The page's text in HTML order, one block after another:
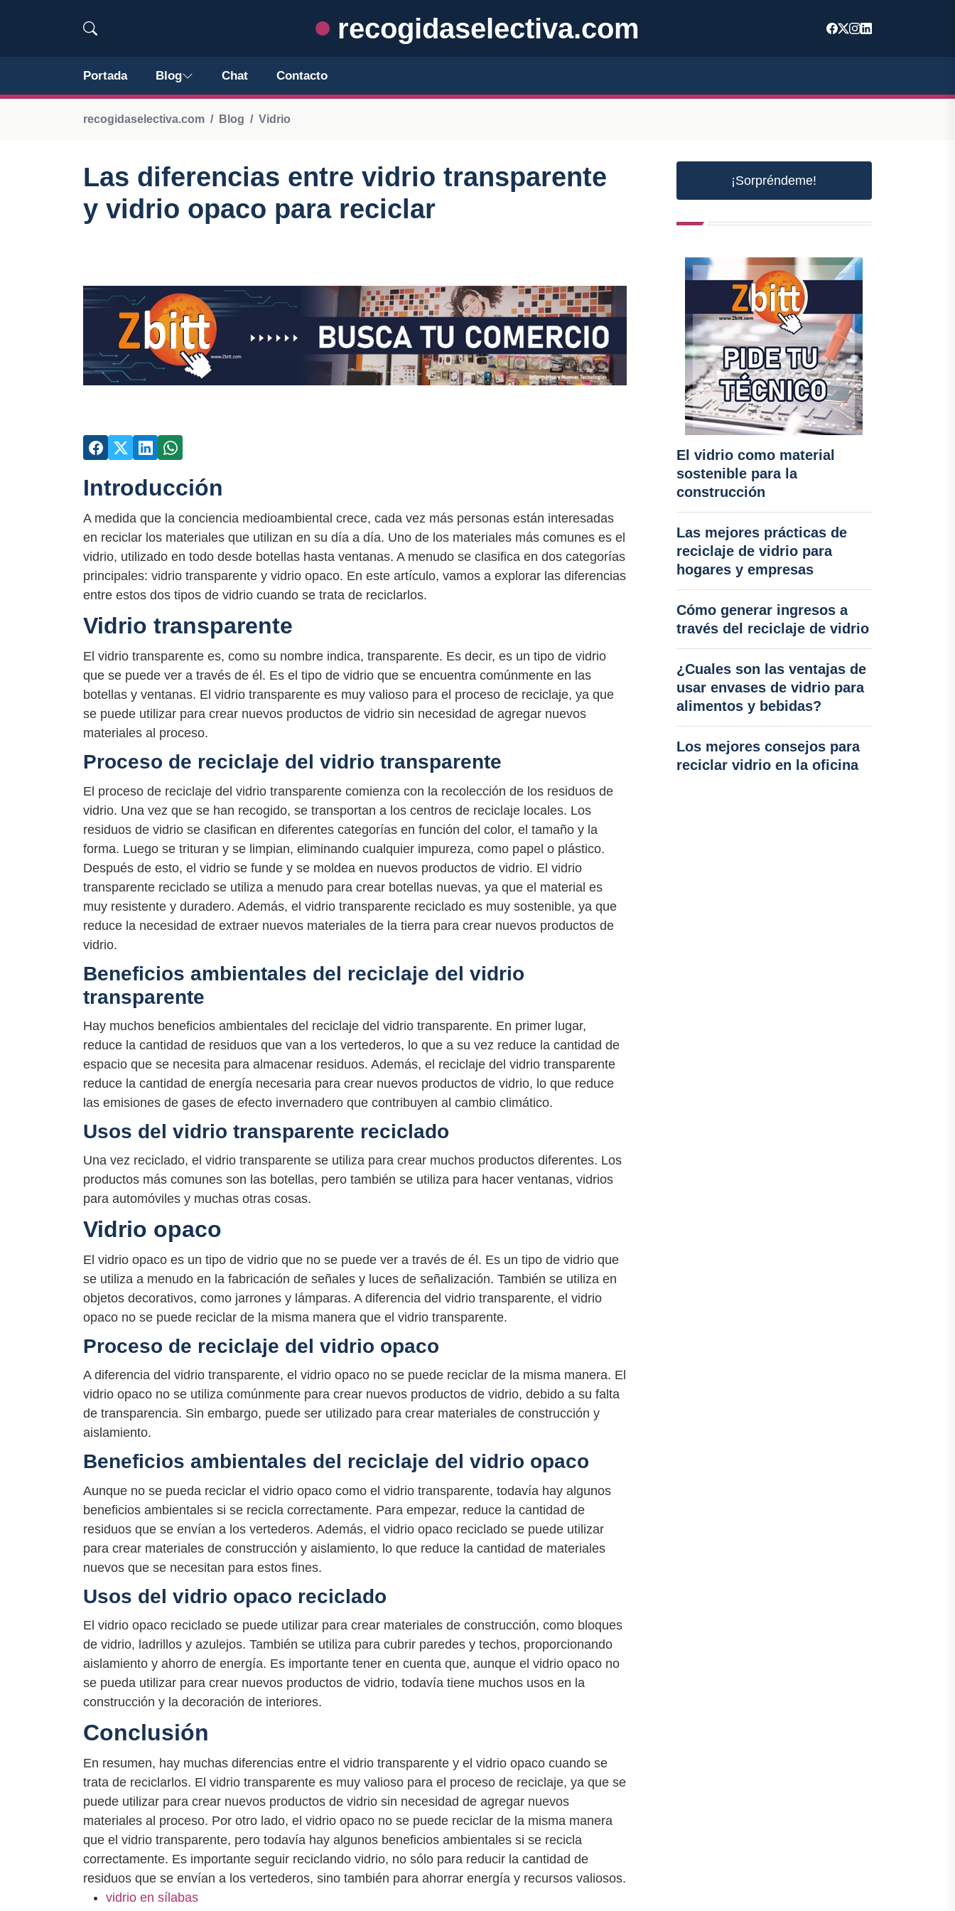
recogidaselectiva.com
Portada Blog Chat Contacto
recogidaselectiva.com Blog Vidrio
Las diferencias entre vidrio transparente
y vidrio opaco para reciclar
Introducción
A medida que la conciencia medioambiental crece, cada vez más personas están interesadas
en reciclar los materiales que utilizan en su día a día. Uno de los materiales más comunes es el
vidrio, utilizado en todo desde botellas hasta ventanas. A menudo se clasifica en dos categorías
principales: vidrio transparente y vidrio opaco. En este artículo, vamos a explorar las diferencias
entre estos dos tipos de vidrio cuando se trata de reciclarlos.
Vidrio transparente
El vidrio transparente es, como su nombre indica, transparente. Es decir, es un tipo de vidrio
que se puede ver a través de él. Es el tipo de vidrio que se encuentra comúnmente en las
botellas y ventanas. El vidrio transparente es muy valioso para el proceso de reciclaje, ya que
se puede utilizar para crear nuevos productos de vidrio sin necesidad de agregar nuevos
materiales al proceso.
Proceso de reciclaje del vidrio transparente
El proceso de reciclaje del vidrio transparente comienza con la recolección de los residuos de
vidrio. Una vez que se han recogido, se transportan a los centros de reciclaje locales. Los
residuos de vidrio se clasifican en diferentes categorías en función del color, el tamaño y la
forma. Luego se trituran y se limpian, eliminando cualquier impureza, como papel o plástico.
Después de esto, el vidrio se funde y se moldea en nuevos productos de vidrio. El vidrio
transparente reciclado se utiliza a menudo para crear botellas nuevas, ya que el material es
muy resistente y duradero. Además, el vidrio transparente reciclado es muy sostenible, ya que
reduce la necesidad de extraer nuevos materiales de la tierra para crear nuevos productos de
vidrio.
Beneficios ambientales del reciclaje del vidrio
transparente
Hay muchos beneficios ambientales del reciclaje del vidrio transparente. En primer lugar,
reduce la cantidad de residuos que van a los vertederos, lo que a su vez reduce la cantidad de
espacio que se necesita para almacenar residuos. Además, el reciclaje del vidrio transparente
reduce la cantidad de energía necesaria para crear nuevos productos de vidrio, lo que reduce
las emisiones de gases de efecto invernadero que contribuyen al cambio climático.
Usos del vidrio transparente reciclado
Una vez reciclado, el vidrio transparente se utiliza para crear muchos productos diferentes. Los
productos más comunes son las botellas, pero también se utiliza para hacer ventanas, vidrios
para automóviles y muchas otras cosas.
Vidrio opaco
El vidrio opaco es un tipo de vidrio que no se puede ver a través de él. Es un tipo de vidrio que
se utiliza a menudo en la fabricación de señales y luces de señalización. También se utiliza en
objetos decorativos, como jarrones y lámparas. A diferencia del vidrio transparente, el vidrio
opaco no se puede reciclar de la misma manera que el vidrio transparente.
Proceso de reciclaje del vidrio opaco
A diferencia del vidrio transparente, el vidrio opaco no se puede reciclar de la misma manera. El
vidrio opaco no se utiliza comúnmente para crear nuevos productos de vidrio, debido a su falta
de transparencia. Sin embargo, puede ser utilizado para crear materiales de construcción y
aislamiento.
Beneficios ambientales del reciclaje del vidrio opaco
Aunque no se pueda reciclar el vidrio opaco como el vidrio transparente, todavía hay algunos
beneficios ambientales si se recicla correctamente. Para empezar, reduce la cantidad de
residuos que se envían a los vertederos. Además, el vidrio opaco reciclado se puede utilizar
para crear materiales de construcción y aislamiento, lo que reduce la cantidad de materiales
nuevos que se necesitan para estos fines.
Usos del vidrio opaco reciclado
El vidrio opaco reciclado se puede utilizar para crear materiales de construcción, como bloques
de vidrio, ladrillos y azulejos. También se utiliza para cubrir paredes y techos, proporcionando
aislamiento y ahorro de energía. Es importante tener en cuenta que, aunque el vidrio opaco no
se pueda utilizar para crear nuevos productos de vidrio, todavía tiene muchos usos en la
construcción y la decoración de interiores.
Conclusión
En resumen, hay muchas diferencias entre el vidrio transparente y el vidrio opaco cuando se
trata de reciclarlos. El vidrio transparente es muy valioso para el proceso de reciclaje, ya que se
puede utilizar para crear nuevos productos de vidrio sin necesidad de agregar nuevos
materiales al proceso. Por otro lado, el vidrio opaco no se puede reciclar de la misma manera
que el vidrio transparente, pero todavía hay algunos beneficios ambientales si se recicla
correctamente. Es importante seguir reciclando vidrio, no sólo para reducir la cantidad de
residuos que se envían a los vertederos, sino también para ahorrar energía y recursos valiosos.
vidrio en sílabas
¡Sorpréndeme!
El vidrio como material
sostenible para la
construcción
Las mejores prácticas de
reciclaje de vidrio para
hogares y empresas
Cómo generar ingresos a
través del reciclaje de vidrio
¿Cuales son las ventajas de
usar envases de vidrio para
alimentos y bebidas?
Los mejores consejos para
reciclar vidrio en la oficina